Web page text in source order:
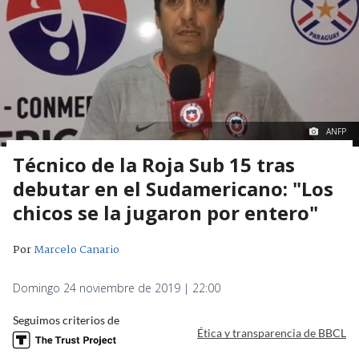
ANFP
Técnico de la Roja Sub 15 tras
debutar en el Sudamericano: "Los
chicos se la jugaron por entero"
PorMarcelo Canario
Domingo 24 noviembre de 2019 | 22:00
Seguimos criterios de
Ética y transparencia de BBCL